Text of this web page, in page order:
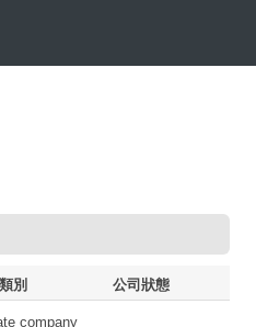
別 公司狀態
company